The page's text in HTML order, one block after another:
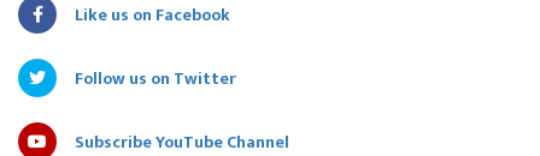
Like us on Facebook
Follow us on Twitter
Subscribe YouTube Channel